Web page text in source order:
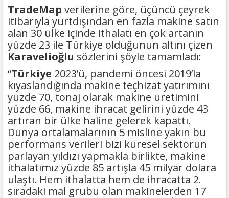
TradeMap verilerine göre, üçüncü çeyrek
itibarıyla yurtdışından en fazla makine satın
alan 30 ülke içinde ithalatı en çok artanın
yüzde 23 ile Türkiye olduğunun altını çizen
Karavelioğlu sözlerini şöyle tamamladı:
“Türkiye 2023’ü, pandemi öncesi 2019’la
kıyaslandığında makine teçhizat yatırımını
yüzde 70, tonaj olarak makine üretimini
yüzde 66, makine ihracat gelirini yüzde 43
artıran bir ülke haline gelerek kapattı.
Dünya ortalamalarının 5 misline yakın bu
performans verileri bizi küresel sektörün
parlayan yıldızı yapmakla birlikte, makine
ithalatımız yüzde 85 artışla 45 milyar dolara
ulaştı. Hem ithalatta hem de ihracatta 2.
sıradaki mal grubu olan makinelerden 17